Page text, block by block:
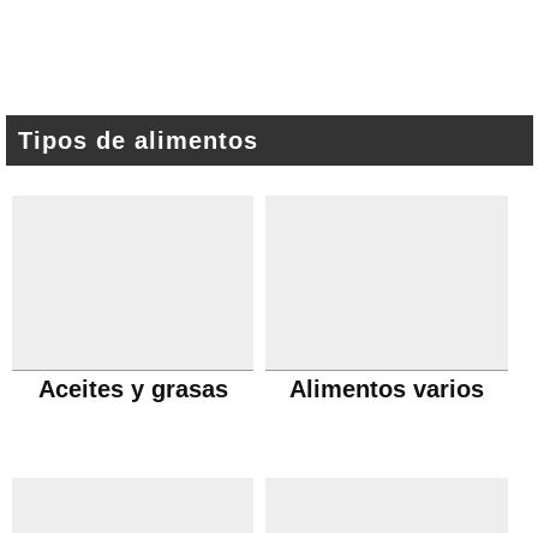
Tipos de alimentos
Aceites y grasas Alimentos varios